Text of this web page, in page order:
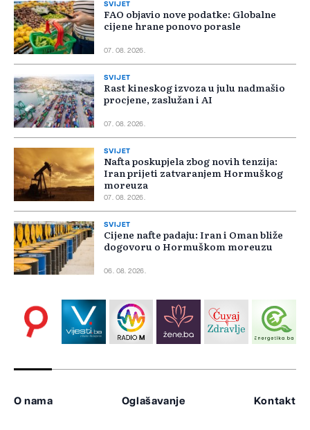
SVIJET
FAO objavio nove podatke: Globalne
cijene hrane ponovo porasle
07. 08. 2026.
SVIJET
Rast kineskog izvoza u julu nadmašio
procjene, zaslužan i AI
07. 08. 2026.
SVIJET
Nafta poskupjela zbog novih tenzija:
Iran prijeti zatvaranjem Hormuškog
moreuza
07. 08. 2026.
SVIJET
Cijene nafte padaju: Iran i Oman bliže
dogovoru o Hormuškom moreuzu
06. 08. 2026.
O nama Oglašavanje Kontakt